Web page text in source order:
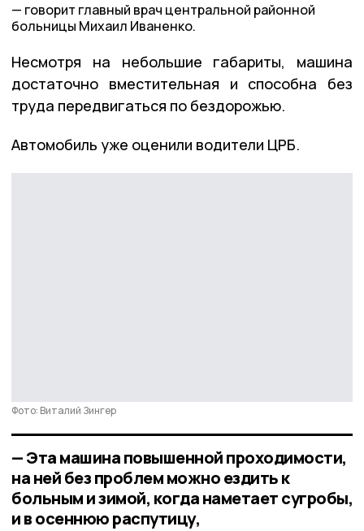
говорит главный врач центральной районной
больницы Михаил Иваненко.
Несмотря на небольшие габариты, машина
достаточно вместительная и способна без
труда передвигаться по бездорожью.
Автомобиль уже оценили водители ЦРБ.
Фото: Виталий Зингер
— Эта машина повышенной проходимости,
на ней без проблем можно ездить к
больным и зимой, когда наметает сугробы,
и в осеннюю распутицу,